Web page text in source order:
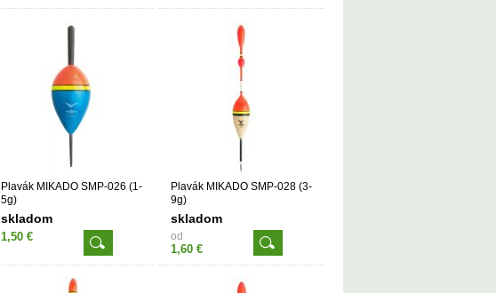
Plavák MIKADO SMP-026 (1-
5g)
skladom
1,50 €
Plavák MIKADO SMP-028 (3-
9g)
skladom
od
1,60 €